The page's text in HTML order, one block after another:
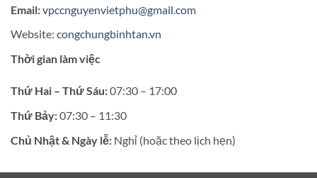
Email:vpccnguyenvietphu@gmail.com
Website: congchungbinhtan.vn
Thời gian làm việc
Thứ Hai – Thứ Sáu:07:30 – 17:00
Thứ Bảy:07:30 – 11:30
Chủ Nhật & Ngày lễ: Nghỉ (hoặc theo lịch hẹn)